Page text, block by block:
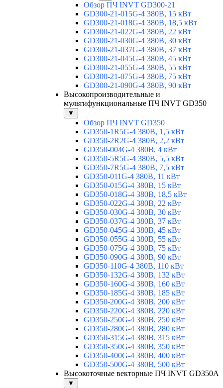
Обзор ПЧ INVT GD300-21
GD300-21-015G-4 380В, 15 кВт
GD300-21-018G-4 380В, 18,5 кВт
GD300-21-022G-4 380В, 22 кВт
GD300-21-030G-4 380В, 30 кВт
GD300-21-037G-4 380В, 37 кВт
GD300-21-045G-4 380В, 45 кВт
GD300-21-055G-4 380В, 55 кВт
GD300-21-075G-4 380В, 75 кВт
GD300-21-090G-4 380В, 90 кВт
Высокопроизводительные и
мультифункциональные ПЧ INVT GD350
▼
Обзор ПЧ INVT GD350
GD350-1R5G-4 380В, 1,5 кВт
GD350-2R2G-4 380В, 2,2 кВт
GD350-004G-4 380В, 4 кВт
GD350-5R5G-4 380В, 5,5 кВт
GD350-7R5G-4 380В, 7,5 кВт
GD350-011G-4 380В, 11 кВт
GD350-015G-4 380В, 15 кВт
GD350-018G-4 380В, 18,5 кВт
GD350-022G-4 380В, 22 кВт
GD350-030G-4 380В, 30 кВт
GD350-037G-4 380В, 37 кВт
GD350-045G-4 380В, 45 кВт
GD350-055G-4 380В, 55 кВт
GD350-075G-4 380В, 75 кВт
GD350-090G-4 380В, 90 кВт
GD350-110G-4 380В, 110 кВт
GD350-132G-4 380В, 132 кВт
GD350-160G-4 380В, 160 кВт
GD350-185G-4 380В, 185 кВт
GD350-200G-4 380В, 200 кВт
GD350-220G-4 380В, 220 кВт
GD350-250G-4 380В, 250 кВт
GD350-280G-4 380В, 280 кВт
GD350-315G-4 380В, 315 кВт
GD350-350G-4 380В, 350 кВт
GD350-400G-4 380В, 400 кВт
GD350-500G-4 380В, 500 кВт
Высокоточные векторные ПЧ INVT GD350A
▼